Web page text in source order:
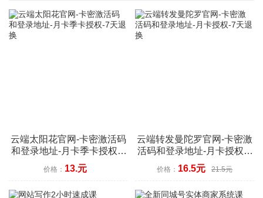
云端太阳花官网-卡密激活码
和登录地址-月卡季卡授权-7
天退换
价格： 13.元
云端转发曼陀罗官网-卡密激
活码和登录地址-月卡授权-7
天退换
价格： 16.5元 21.5元